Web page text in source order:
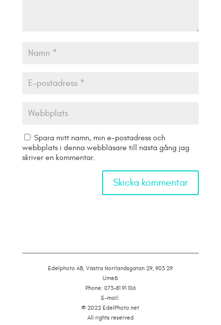
Spara mitt namn, min e-postadress och
webbplats i denna webbläsare till nästa gång jag
skriver en kommentar.
Edelphoto AB, Västra Norrlandsgatan 29, 903 29
Umeå
Phone: 073-81 91 106
E-mail:
© 2022 EdelPhoto.net
All rights reserved